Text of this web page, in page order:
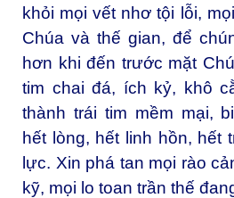
khỏi mọi vết nhơ tội lỗi,
Chúa và thế gian, để
hơn khi đến trước mặt
tim chai đá, ích kỷ, khô
thành trái tim mềm mại,
hết lòng, hết linh hồn, hết
lực. Xin phá tan mọi rào
kỹ, mọi lo toan trần thế